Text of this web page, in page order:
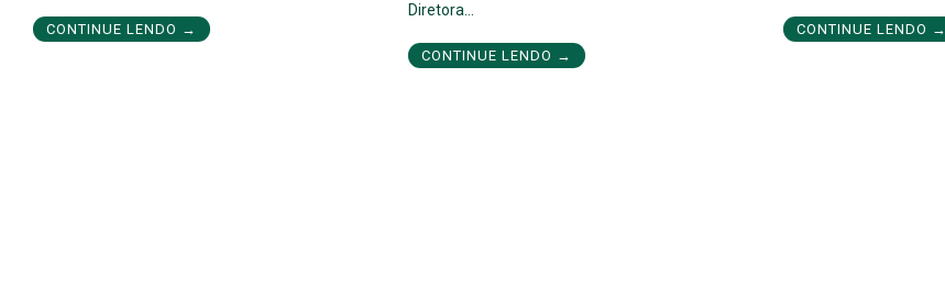
CONTINUE LENDO →
Diretora…
CONTINUE LENDO →
CONTINUE LENDO →